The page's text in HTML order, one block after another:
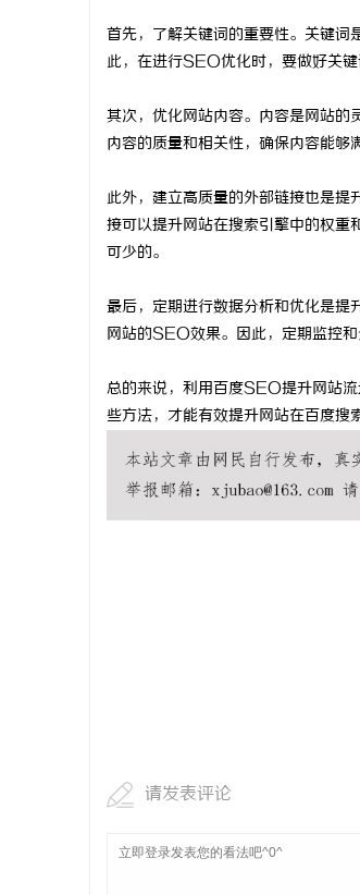
首先，了解关键词的重要性。关键
此，在进行SEO优化时，要做好关键
其次，优化网站内容。内容是网站
内容的质量和相关性，确保内容能够
此外，建立高质量的外部链接也是提
接可以提升网站在搜索引擎中的权
可少的。
最后，定期进行数据分析和优化是提
网站的SEO效果。因此，定期监控
总的来说，利用百度SEO提升网站
些方法，才能有效提升网站在百度搜
请发表评论